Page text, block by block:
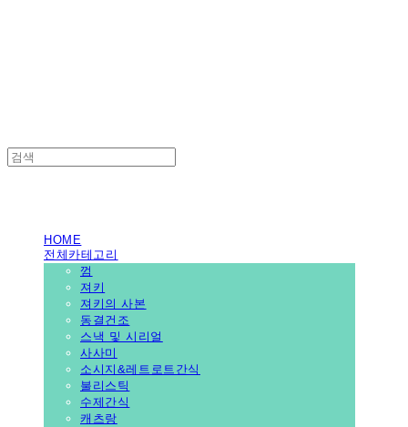
HOME
전체카테고리
껌
져키
져키의 사본
동결건조
스낵 및 시리얼
사사미
소시지&레트로트간식
불리스틱
수제간식
캐츠랑